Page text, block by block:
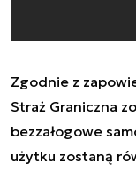
Zgodnie z
Straż Graniczna
bezzałogowe
użytku zostaną